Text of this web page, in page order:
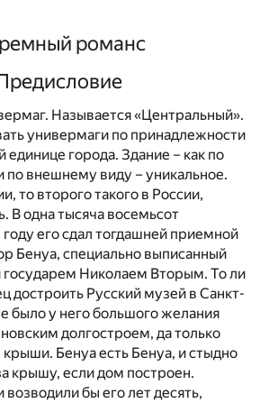
романс
Называется «Центральный».
универмаги по принадлежности
единице города. Здание – как по
по внешнему виду – уникальное.
то второго такого в России,
В одна тысяча восемьсот
его сдал тогдашней приемной
Бенуа, специально выписанный
государем Николаем Вторым. То ли
достроить Русский музей в Санкт-
было у него большого желания
долгостроем, да только
Бенуа есть Бенуа, и стыдно
крышу, если дом построен.
бы его лет десять,